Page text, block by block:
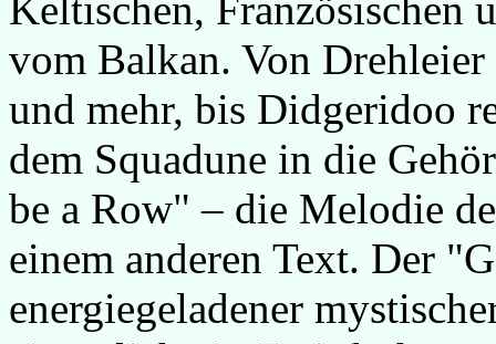
vom Balkan. Von
und mehr, bis Didgeridoo
dem Squadune in die
be a Row" – die Melodie
einem anderen Text. Der
energiegeladener